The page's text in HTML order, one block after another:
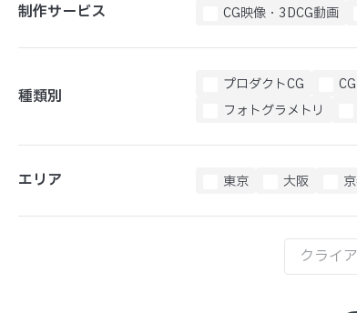
制作サービス CG映像・3DCG動画
種類別
プロダクトCG
フォトグラメトリ
エリア 東京 大阪